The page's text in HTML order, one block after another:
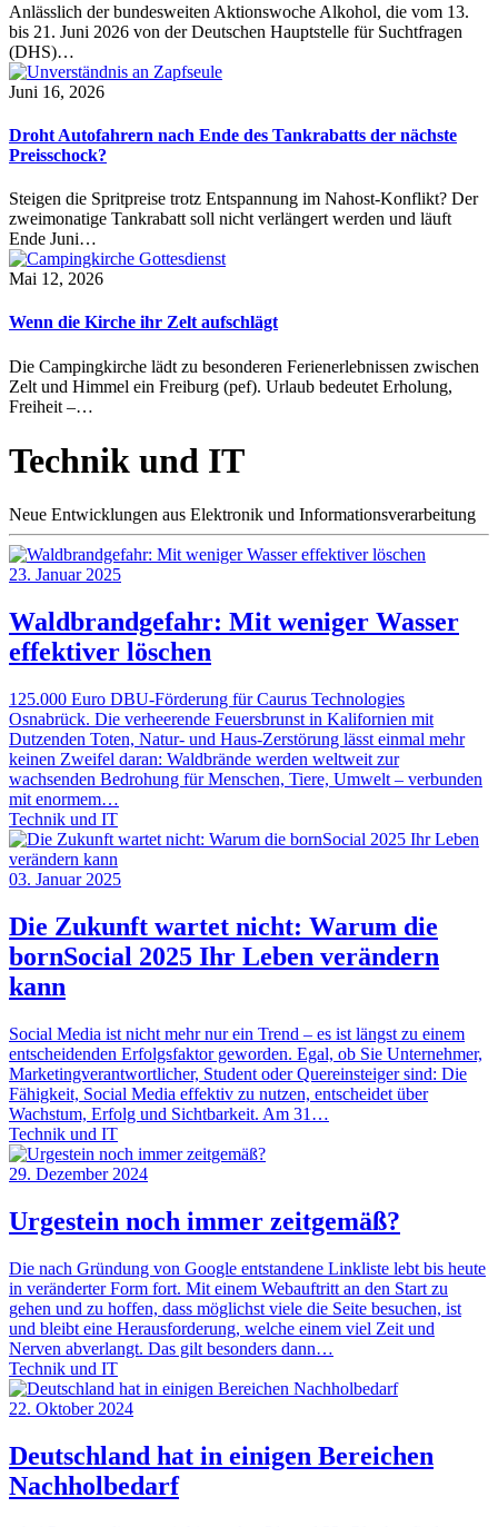
Anlässlich der bundesweiten Aktionswoche Alkohol, die vom 13.
bis 21. Juni 2026 von der Deutschen Hauptstelle für Suchtfragen
(DHS)…
Juni 16, 2026
Droht Autofahrern nach Ende des Tankrabatts der nächste
Preisschock?
Steigen die Spritpreise trotz Entspannung im Nahost-Konflikt? Der
zweimonatige Tankrabatt soll nicht verlängert werden und läuft
Ende Juni…
Mai 12, 2026
Wenn die Kirche ihr Zelt aufschlägt
Die Campingkirche lädt zu besonderen Ferienerlebnissen zwischen
Zelt und Himmel ein Freiburg (pef). Urlaub bedeutet Erholung,
Freiheit –…
Technik und IT
Neue Entwicklungen aus Elektronik und Informationsverarbeitung
23. Januar 2025
Waldbrandgefahr: Mit weniger Wasser
effektiver löschen
125.000 Euro DBU-Förderung für Caurus Technologies
Osnabrück. Die verheerende Feuersbrunst in Kalifornien mit
Dutzenden Toten, Natur- und Haus-Zerstörung lässt einmal mehr
keinen Zweifel daran: Waldbrände werden weltweit zur
wachsenden Bedrohung für Menschen, Tiere, Umwelt – verbunden
mit enormem…
Technik und IT
03. Januar 2025
Die Zukunft wartet nicht: Warum die
bornSocial 2025 Ihr Leben verändern
kann
Social Media ist nicht mehr nur ein Trend – es ist längst zu einem
entscheidenden Erfolgsfaktor geworden. Egal, ob Sie Unternehmer,
Marketingverantwortlicher, Student oder Quereinsteiger sind: Die
Fähigkeit, Social Media effektiv zu nutzen, entscheidet über
Wachstum, Erfolg und Sichtbarkeit. Am 31…
Technik und IT
29. Dezember 2024
Urgestein noch immer zeitgemäß?
Die nach Gründung von Google entstandene Linkliste lebt bis heute
in veränderter Form fort. Mit einem Webauftritt an den Start zu
gehen und zu hoffen, dass möglichst viele die Seite besuchen, ist
und bleibt eine Herausforderung, welche einem viel Zeit und
Nerven abverlangt. Das gilt besonders dann…
Technik und IT
22. Oktober 2024
Deutschland hat in einigen Bereichen
Nachholbedarf